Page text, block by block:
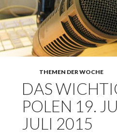
THEMEN DER WOCHE
DAS
POLEN 19.
JULI 2015